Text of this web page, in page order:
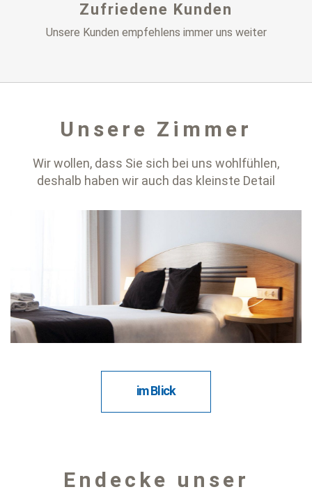
Zufriedene Kunden
Unsere Kunden empfehlens immer uns weiter
Unsere Zimmer
Wir wollen, dass Sie sich bei uns wohlfühlen,
deshalb haben wir auch das kleinste Detail
im Blick
Endecke unser